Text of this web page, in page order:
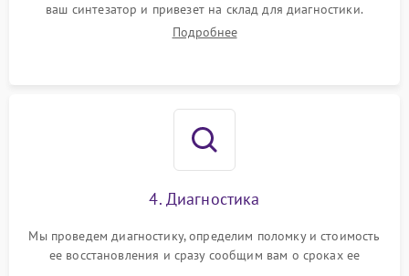
ваш синтезатор и привезет на склад для диагностики.
Подробнее
4. Диагностика
Мы проведем диагностику, определим поломку и стоимость
ее восстановления и сразу сообщим вам о сроках ее